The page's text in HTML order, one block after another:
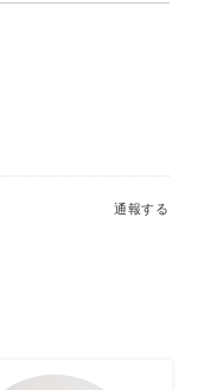
通報する